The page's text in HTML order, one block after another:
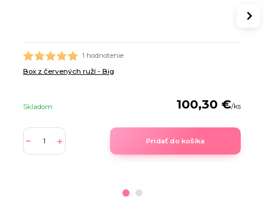
1 hodnotenie
Box z červených ruží - Big
100,30 €/ks
Skladom
Pridať do košíka